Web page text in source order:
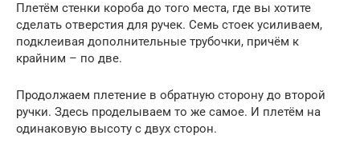
Плетём стенки короба до того места, где вы хотите
сделать отверстия для ручек. Семь стоек усиливаем,
подклеивая дополнительные трубочки, причём к
крайним – по две.
Продолжаем плетение в обратную сторону до второй
ручки. Здесь проделываем то же самое. И плетём на
одинаковую высоту с двух сторон.